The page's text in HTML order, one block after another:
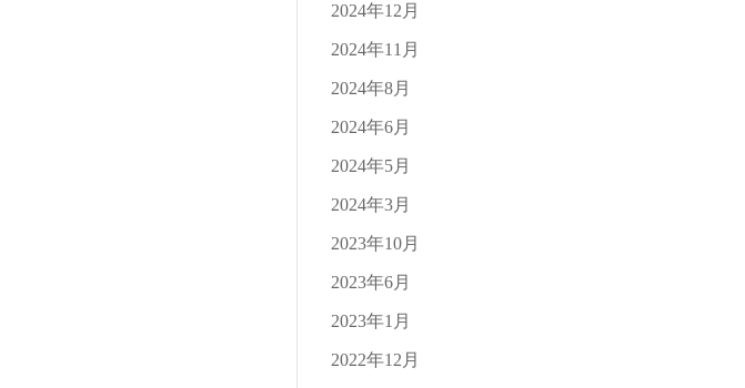
2024年12月
2024年11月
2024年8月
2024年6月
2024年5月
2024年3月
2023年10月
2023年6月
2023年1月
2022年12月